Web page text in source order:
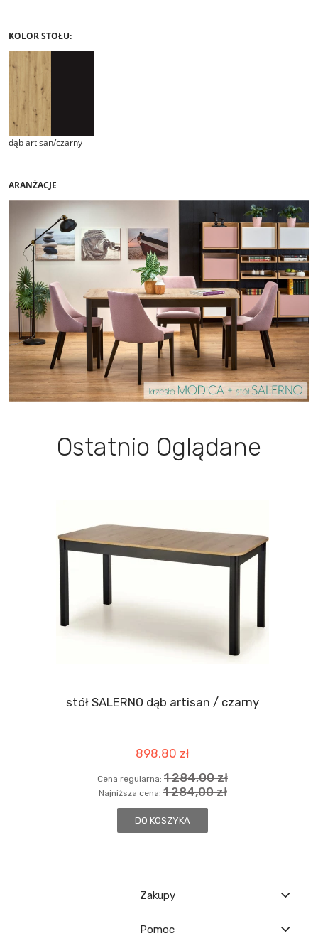
KOLOR STOŁU:
dąb artisan/czarny
ARANŻACJE
Ostatnio Oglądane
stół SALERNO dąb artisan / czarny
898,80 zł
Cena regularna: 1 284,00 zł
Najniższa cena:1 284,00 zł
DO KOSZYKA
Zakupy
Pomoc